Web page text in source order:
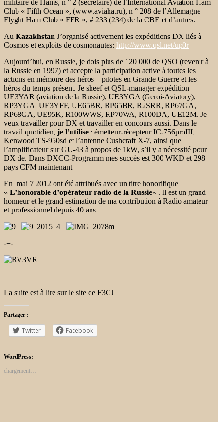
militaire de Hams, n ° 2 (secrétaire) de l’International Aviation Ham
Club « Fifth Ocean », (www.aviaha.ru), n ° 208 de l’Allemagne
Flyght Ham Club « FFR », # 233 (234) de la CBE et d’autres.
Au Kazakhstan J’organisé activement les expéditions DX liés à
Cosmos et exploits de cosmonautes: http://www.qsl.net/up0r
Aujourd’hui, en Russie, je dois plus de 120 000 de QSO (revenir à
la Russie en 1997) et accepte la participation active à toutes les
actions en mémoire des héros – pilotes en Grande Guerre et les
héros du temps présent. Je sheef et QSL-manager expédition
UE3YAR (aviation de la Russie), UE3YGA (Geroi-Aviatory),
RP3YGA, UE3YFF, UE65BR, RP65BR, R2SRR, RP67GA,
RP68GA, UE95K, R100WWS, RP70WA, R100DA, UE12M. Je
veux travailler pour DX et travailler en concours aussi. Dans le
travail quotidien, je l’utilise : émetteur-récepteur IC-756proIII,
Kenwood TS-950sd et l’antenne Cushcraft X-7, ainsi que
l’amplificateur sur GU-43 à propos de 1kW, s’il y a nécessité pour
DX de. Dans DXCC-Programm mes succès est 300 WKD et 298
pays CFM maintenant.
En mai 7 2012 ont été attribués avec un titre honorifique
« L’honorable d’opérateur radio de la Russie« . Il est un grand
honneur et le grand estimation de ma contribution à Radio amateur
et professionnel depuis 40 ans
-=-
La suite est à lire sur le site de F3CJ
Partager :
Twitter Facebook
WordPress:
chargement…